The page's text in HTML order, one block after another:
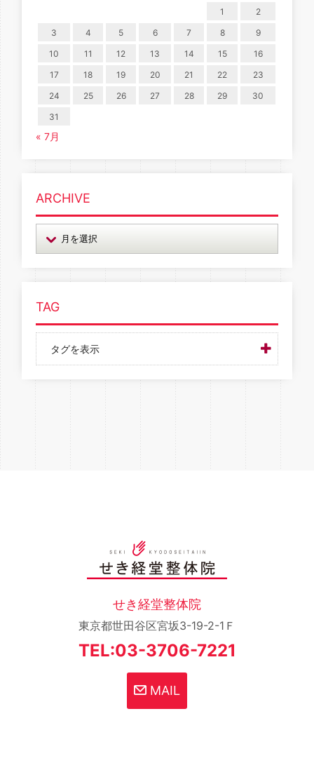
1
2
3
4 5 6 7 8
9
10
11 12 13 14 15
16
17
18 19 20 21 22
23
24
25 26 27 28 29
30
31
« 7月
ARCHIVE
TAG
タグを表示
せき経堂整体院
東京都世田谷区宮坂3-19-2-1Ｆ
TEL:03-3706-7221
MAIL